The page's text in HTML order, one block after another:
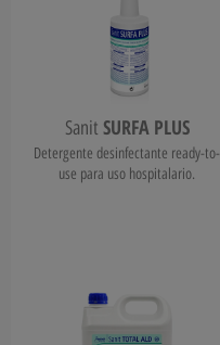
Sanit SURFA PLUS
Detergente desinfectante ready-to-
use para uso hospitalario.